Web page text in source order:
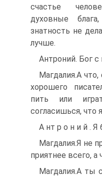
счастье
духовные
знатность не
лучше.
Антроний. Бог
Магдалия.А
хорошего
пить или
согласишься, что
А нт р о н и й .
Магдалия.Я не
приятнее всего,
Магдалия.А ты